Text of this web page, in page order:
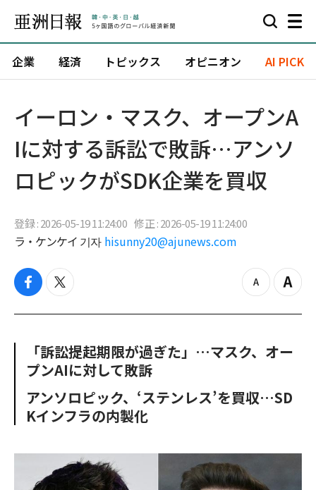
企業 経済 トピックス オピニオン AI PICK
イーロン・マスク、オープンA
Iに対する訴訟で敗訴…アンソ
ロピックがSDK企業を買収
登録 : 2026-05-19 11:24:00 修正 : 2026-05-19 11:24:00
ラ・ケンケイ 기자 hisunny20@ajunews.com
f
c
o
k
t
i
e
r
z
o
u
Z
o
n
「訴訟提起期限が過ぎた」…マスク、オー
プンAIに対して敗訴
アンソロピック、‘ステンレス’を買収…SD
Kインフラの内製化